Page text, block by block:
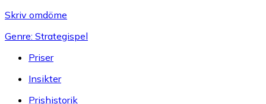
Skriv omdöme
Genre: Strategispel
Priser
Insikter
Prishistorik